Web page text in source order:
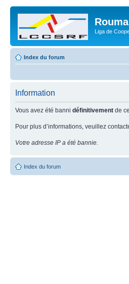
Liga de
Index du forum
Information
Vous avez été banni définitivement de
Pour plus d’informations, veuillez
Votre adresse IP a été bannie.
Index du forum